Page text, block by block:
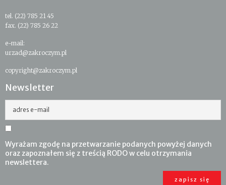
tel. (22) 785 21 45
fax. (22) 785 26 22
e-mail:
urzad@zakroczym.pl
copyright@zakroczym.pl
Newsletter
adres e-mail
Wyrażam zgodę na przetwarzanie podanych powyżej danych
oraz zapoznałem się z treścią RODO w celu otrzymania
newslettera.